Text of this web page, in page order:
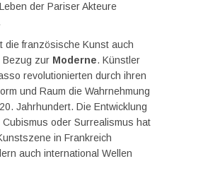
der Pariser Akteure
die französische Kunst auch
Bezug zur Moderne. Künstler
revolutionierten durch ihren
und Raum die Wahrnehmung
Jahrhundert. Die Entwicklung
Cubismus oder Surrealismus hat
in Frankreich
auch international Wellen